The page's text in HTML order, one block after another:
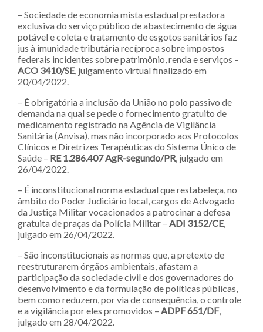
– Sociedade de economia mista estadual prestadora
exclusiva do serviço público de abastecimento de água
potável e coleta e tratamento de esgotos sanitários faz
jus à imunidade tributária recíproca sobre impostos
federais incidentes sobre patrimônio, renda e serviços –
ACO 3410/SE, julgamento virtual finalizado em
20/04/2022.
– É obrigatória a inclusão da União no polo passivo de
demanda na qual se pede o fornecimento gratuito de
medicamento registrado na Agência de Vigilância
Sanitária (Anvisa), mas não incorporado aos Protocolos
Clínicos e Diretrizes Terapêuticas do Sistema Único de
Saúde – RE 1.286.407 AgR-segundo/PR, julgado em
26/04/2022.
– É inconstitucional norma estadual que restabeleça, no
âmbito do Poder Judiciário local, cargos de Advogado
da Justiça Militar vocacionados a patrocinar a defesa
gratuita de praças da Polícia Militar – ADI 3152/CE,
julgado em 26/04/2022.
– São inconstitucionais as normas que, a pretexto de
reestruturarem órgãos ambientais, afastam a
participação da sociedade civil e dos governadores do
desenvolvimento e da formulação de políticas públicas,
bem como reduzem, por via de consequência, o controle
e a vigilância por eles promovidos – ADPF 651/DF,
julgado em 28/04/2022.